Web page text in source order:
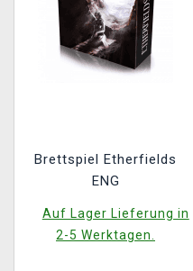
Brettspiel Etherfields
ENG
Auf Lager Lieferung in
2-5 Werktagen.